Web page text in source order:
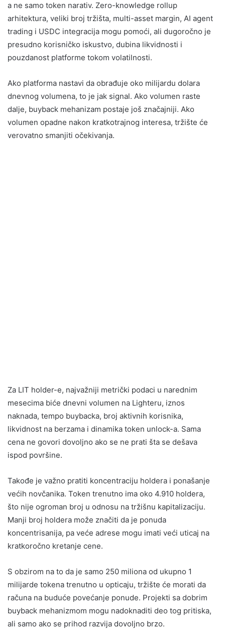
a ne samo token narativ. Zero-knowledge rollup
arhitektura, veliki broj tržišta, multi-asset margin, AI agent
trading i USDC integracija mogu pomoći, ali dugoročno je
presudno korisničko iskustvo, dubina likvidnosti i
pouzdanost platforme tokom volatilnosti.
Ako platforma nastavi da obrađuje oko milijardu dolara
dnevnog volumena, to je jak signal. Ako volumen raste
dalje, buyback mehanizam postaje još značajniji. Ako
volumen opadne nakon kratkotrajnog interesa, tržište će
verovatno smanjiti očekivanja.
Za LIT holder-e, najvažniji metrički podaci u narednim
mesecima biće dnevni volumen na Lighteru, iznos
naknada, tempo buybacka, broj aktivnih korisnika,
likvidnost na berzama i dinamika token unlock-a. Sama
cena ne govori dovoljno ako se ne prati šta se dešava
ispod površine.
Takođe je važno pratiti koncentraciju holdera i ponašanje
većih novčanika. Token trenutno ima oko 4.910 holdera,
što nije ogroman broj u odnosu na tržišnu kapitalizaciju.
Manji broj holdera može značiti da je ponuda
koncentrisanija, pa veće adrese mogu imati veći uticaj na
kratkoročno kretanje cene.
S obzirom na to da je samo 250 miliona od ukupno 1
milijarde tokena trenutno u opticaju, tržište će morati da
računa na buduće povećanje ponude. Projekti sa dobrim
buyback mehanizmom mogu nadoknaditi deo tog pritiska,
ali samo ako se prihod razvija dovoljno brzo.